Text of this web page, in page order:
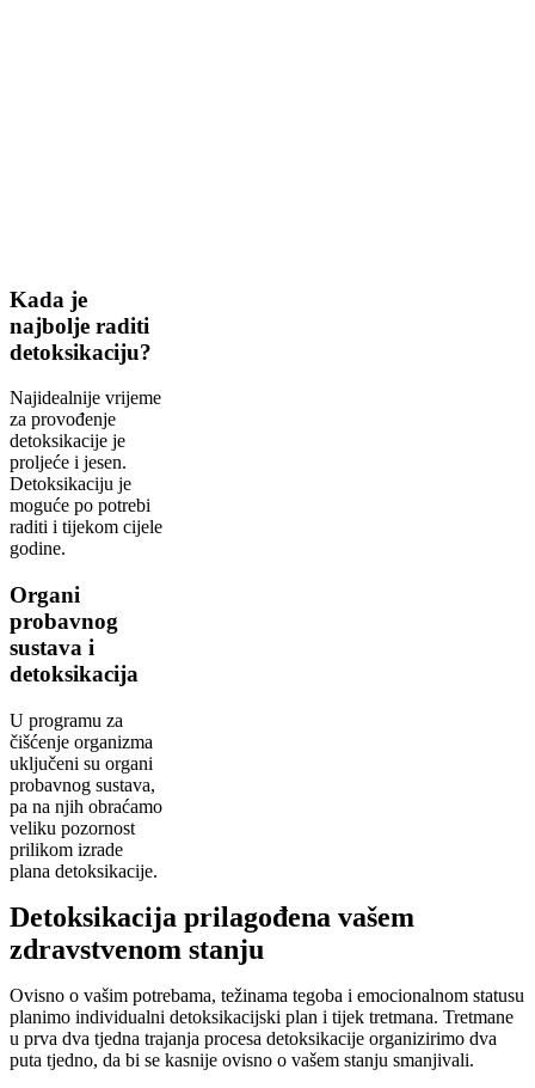
Kada je
najbolje raditi
detoksikaciju?
Najidealnije vrijeme
za provođenje
detoksikacije je
proljeće i jesen.
Detoksikaciju je
moguće po potrebi
raditi i tijekom cijele
godine.
Organi
probavnog
sustava i
detoksikacija
U programu za
čišćenje organizma
uključeni su organi
probavnog sustava,
pa na njih obraćamo
veliku pozornost
prilikom izrade
plana detoksikacije.
Detoksikacija prilagođena vašem
zdravstvenom stanju
Ovisno o vašim potrebama, težinama tegoba i emocionalnom statusu
planimo individualni detoksikacijski plan i tijek tretmana. Tretmane
u prva dva tjedna trajanja procesa detoksikacije organizirimo dva
puta tjedno, da bi se kasnije ovisno o vašem stanju smanjivali.